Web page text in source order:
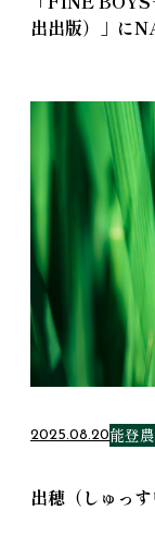
出出版）」に
2025.08.20能登
出穂（しゅっ